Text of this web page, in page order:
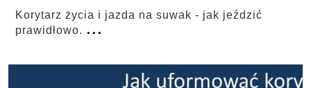
Korytarz życia i jazda na suwak - jak jeździć
prawidłowo. ...